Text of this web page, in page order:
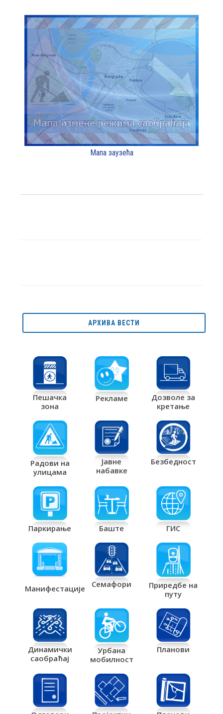
Мапа заузећа
АРХИВА ВЕСТИ
Пешачка
зона
Рекламе
Дозволе за
кретање
Радови на
улицама
Јавне
набавке
Безбедност
Паркирање Баште ГИС
Манифестације Семафори
Приредбе на
путу
Динамички
саобраћај
Урбана
мобилност
Планови